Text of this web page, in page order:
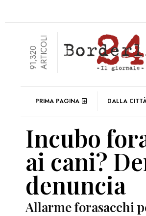
91,320ARTICOLI
PRIMA PAGINA DALLA
Incubo
ai cani?
denuncia
Allarme forasacchi